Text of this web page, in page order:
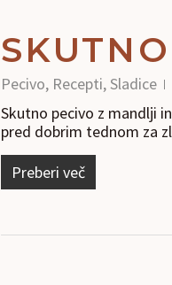
Pecivo, Recepti,Sladice
Skutno pecivo z mandlji
pred dobrim tednom za
Preberi več